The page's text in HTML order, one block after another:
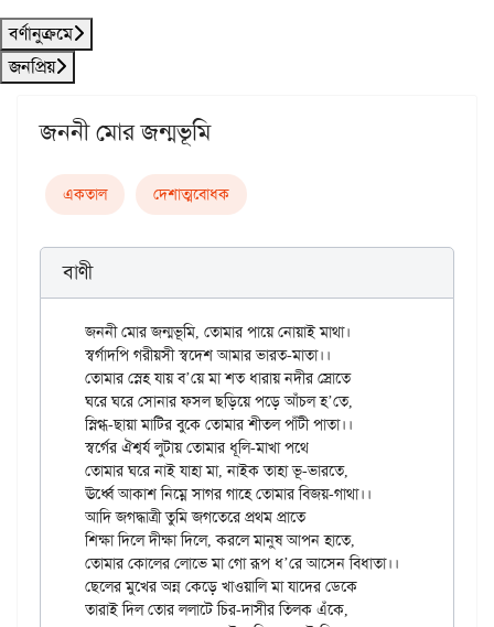
বর্ণানুক্রমে
জনপ্রিয়
জননী মোর জন্মভূমি
একতাল দেশাত্মবোধক
বাণী
জননী মোর জন্মভূমি, তোমার পায়ে নোয়াই মাথা।
স্বর্গাদপি গরীয়সী স্বদেশ আমার ভারত-মাতা।।
তোমার স্নেহ যায় ব’য়ে মা শত ধারায় নদীর স্রোতে
ঘরে ঘরে সোনার ফসল ছড়িয়ে পড়ে আঁচল হ’তে,
স্নিগ্ধ-ছায়া মাটির বুকে তোমার শীতল পাঁটী পাতা।।
স্বর্গের ঐশ্বর্য লুটায় তোমার ধূলি-মাখা পথে
তোমার ঘরে নাই যাহা মা, নাইক তাহা ভূ-ভারতে,
ঊর্ধ্বে আকাশ নিম্নে সাগর গাহে তোমার বিজয়-গাথা।।
আদি জগদ্ধাত্রী তুমি জগতেরে প্রথম প্রাতে
শিক্ষা দিলে দীক্ষা দিলে, করলে মানুষ আপন হাতে,
তোমার কোলের লোভে মা গো রূপ ধ’রে আসেন বিধাতা।।
ছেলের মুখের অন্ন কেড়ে খাওয়ালি মা যাদের ডেকে
তারাই দিল তোর ললাটে চির-দাসীর তিলক এঁকে,